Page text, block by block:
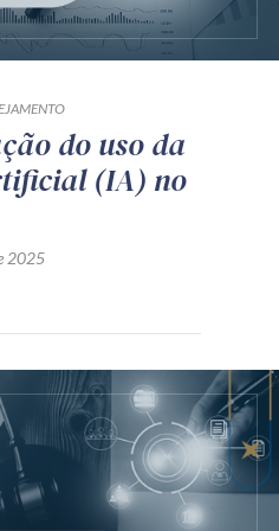
e serviços
por Escrito
Zênite
presenciais
Company
do uso da
(IA) no
2025